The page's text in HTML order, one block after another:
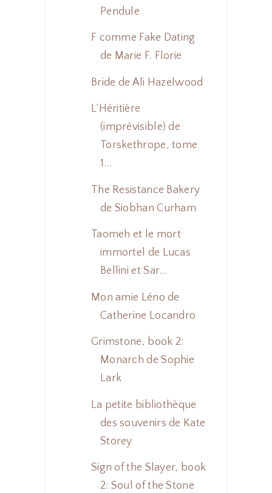
Pendule
F comme Fake Dating
de Marie F. Florie
Bride de Ali Hazelwood
L’Héritière
(imprévisible) de
Torskethrope, tome
1...
The Resistance Bakery
de Siobhan Curham
Taomeh et le mort
immortel de Lucas
Bellini et Sar...
Mon amie Léno de
Catherine Locandro
Grimstone, book 2:
Monarch de Sophie
Lark
La petite bibliothèque
des souvenirs de Kate
Storey
Sign of the Slayer, book
2: Soul of the Stone